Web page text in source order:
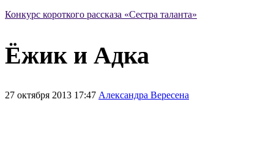
Конкурс короткого рассказа «Сестра таланта»
Ёжик и Адка
27 октября 2013 17:47 Александра Вересена